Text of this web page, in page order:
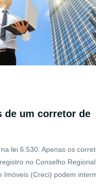
de um corretor de
lei 6.530. Apenas os
no Conselho
Imóveis (Creci) podem